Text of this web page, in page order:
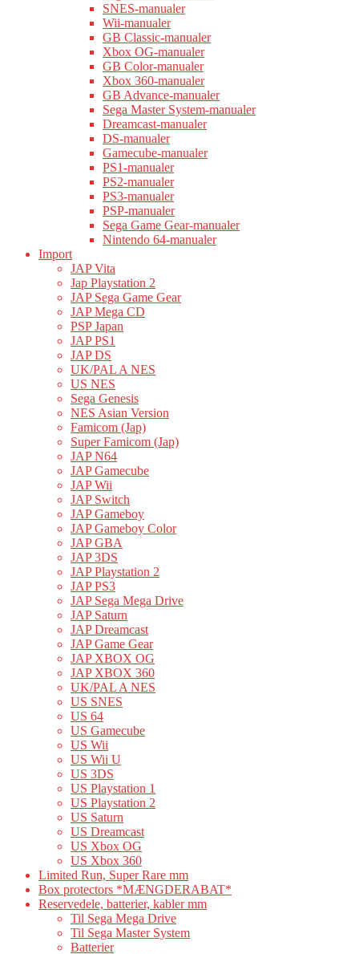
SNES-manualer
Wii-manualer
GB Classic-manualer
Xbox OG-manualer
GB Color-manualer
Xbox 360-manualer
GB Advance-manualer
Sega Master System-manualer
Dreamcast-manualer
DS-manualer
Gamecube-manualer
PS1-manualer
PS2-manualer
PS3-manualer
PSP-manualer
Sega Game Gear-manualer
Nintendo 64-manualer
Import
JAP Vita
Jap Playstation 2
JAP Sega Game Gear
JAP Mega CD
PSP Japan
JAP PS1
JAP DS
UK/PAL A NES
US NES
Sega Genesis
NES Asian Version
Famicom (Jap)
Super Famicom (Jap)
JAP N64
JAP Gamecube
JAP Wii
JAP Switch
JAP Gameboy
JAP Gameboy Color
JAP GBA
JAP 3DS
JAP Playstation 2
JAP PS3
JAP Sega Mega Drive
JAP Saturn
JAP Dreamcast
JAP Game Gear
JAP XBOX OG
JAP XBOX 360
UK/PAL A NES
US SNES
US 64
US Gamecube
US Wii
US Wii U
US 3DS
US Playstation 1
US Playstation 2
US Saturn
US Dreamcast
US Xbox OG
US Xbox 360
Limited Run, Super Rare mm
Box protectors *MÆNGDERABAT*
Reservedele, batterier, kabler mm
Til Sega Mega Drive
Til Sega Master System
Batterier